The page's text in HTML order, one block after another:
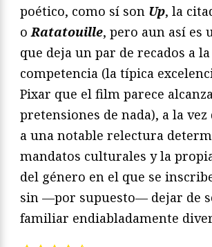
poético, como sí son Up, la
oRatatouille, pero aun así es
que deja un par de recados a la
competencia (la típica
Pixar que el film parece
pretensiones de nada), a la vez
a una notable relectura
mandatos culturales y la
del género en el que se
sin —por supuesto— dejar de
familiar endiabladamente